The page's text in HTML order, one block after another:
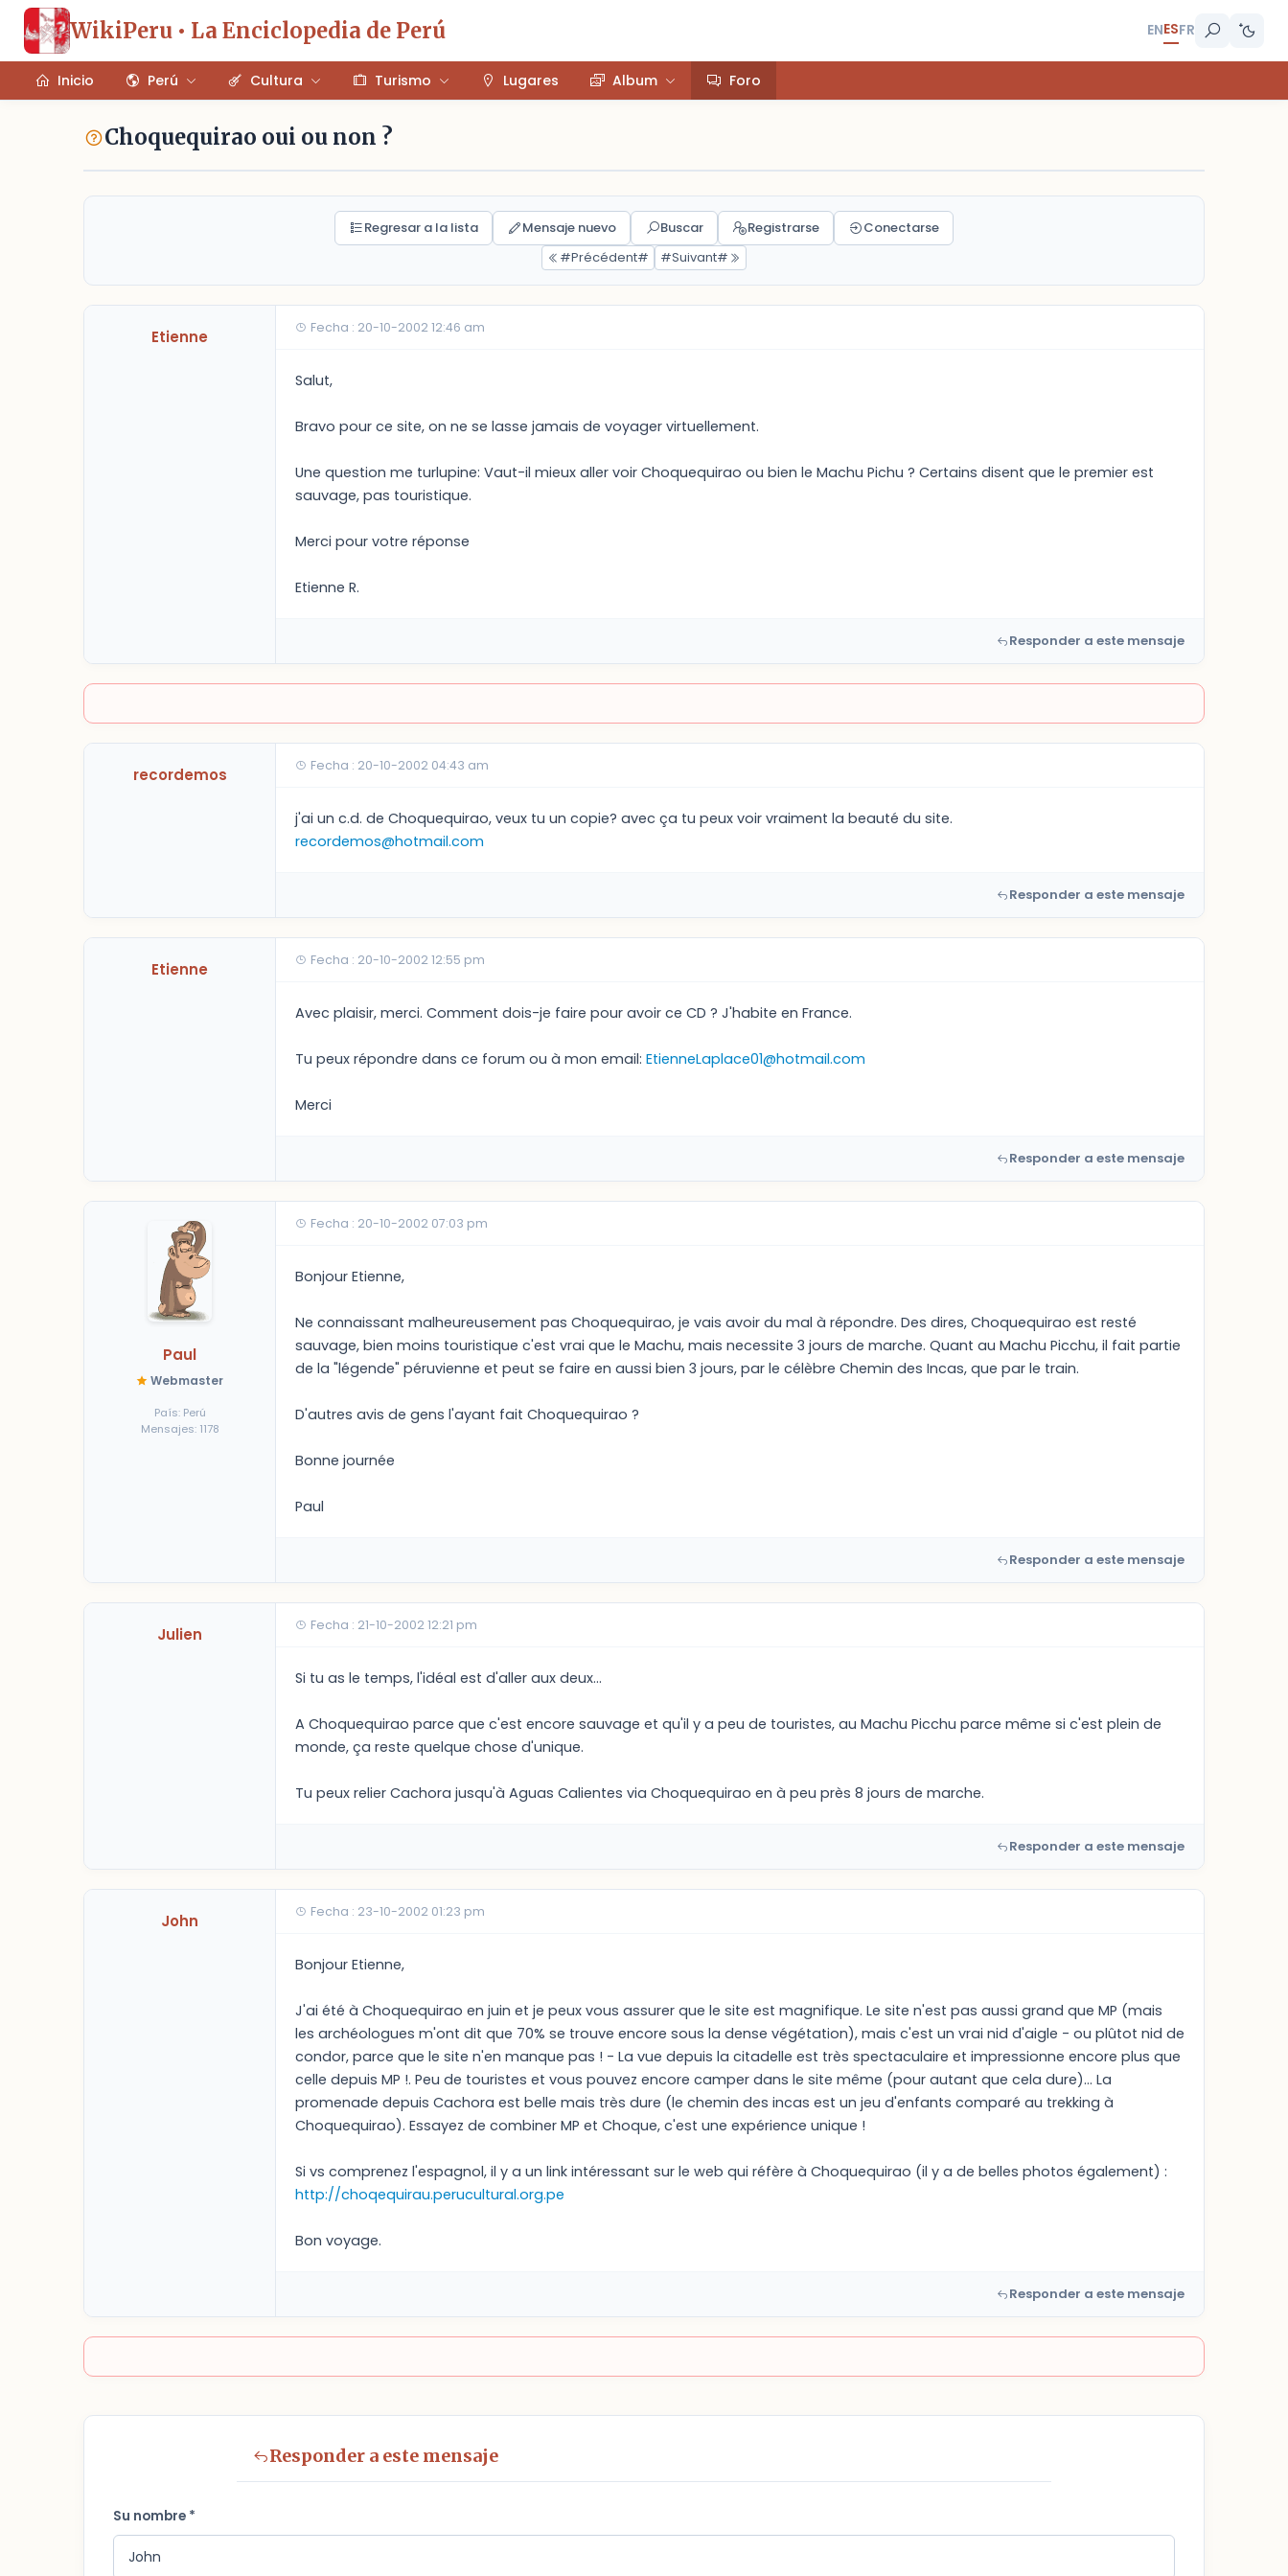
WikiPeru • La Enciclopedia de Perú ENESFR
Inicio Perú Cultura Turismo Lugares Album Foro
Choquequirao oui ou non ?
Regresar a la lista Mensaje nuevo Buscar Registrarse
Conectarse
#Précédent#
#Suivant#
Etienne Fecha : 20-10-2002 12:46 am
Salut,
Bravo pour ce site, on ne se lasse jamais de voyager virtuellement.
Une question me turlupine: Vaut-il mieux aller voir Choquequirao ou bien le Machu Pichu ? Certains disent que le premier est
sauvage, pas touristique.
Merci pour votre réponse
Etienne R.
Responder a este mensaje
recordemos Fecha : 20-10-2002 04:43 am
j'ai un c.d. de Choquequirao, veux tu un copie? avec ça tu peux voir vraiment la beauté du site.
recordemos@hotmail.com
Responder a este mensaje
Etienne Fecha : 20-10-2002 12:55 pm
Avec plaisir, merci. Comment dois-je faire pour avoir ce CD ? J'habite en France.
Tu peux répondre dans ce forum ou à mon email: EtienneLaplace01@hotmail.com
Merci
Responder a este mensaje
Paul
Webmaster
País: Perú
Mensajes: 1178
Fecha : 20-10-2002 07:03 pm
Bonjour Etienne,
Ne connaissant malheureusement pas Choquequirao, je vais avoir du mal à répondre. Des dires, Choquequirao est resté
sauvage, bien moins touristique c'est vrai que le Machu, mais necessite 3 jours de marche. Quant au Machu Picchu, il fait partie
de la "légende" péruvienne et peut se faire en aussi bien 3 jours, par le célèbre Chemin des Incas, que par le train.
D'autres avis de gens l'ayant fait Choquequirao ?
Bonne journée
Paul
Responder a este mensaje
Julien Fecha : 21-10-2002 12:21 pm
Si tu as le temps, l'idéal est d'aller aux deux...
A Choquequirao parce que c'est encore sauvage et qu'il y a peu de touristes, au Machu Picchu parce même si c'est plein de
monde, ça reste quelque chose d'unique.
Tu peux relier Cachora jusqu'à Aguas Calientes via Choquequirao en à peu près 8 jours de marche.
Responder a este mensaje
John Fecha : 23-10-2002 01:23 pm
Bonjour Etienne,
J'ai été à Choquequirao en juin et je peux vous assurer que le site est magnifique. Le site n'est pas aussi grand que MP (mais
les archéologues m'ont dit que 70% se trouve encore sous la dense végétation), mais c'est un vrai nid d'aigle - ou plûtot nid de
condor, parce que le site n'en manque pas ! - La vue depuis la citadelle est très spectaculaire et impressionne encore plus que
celle depuis MP !. Peu de touristes et vous pouvez encore camper dans le site même (pour autant que cela dure)... La
promenade depuis Cachora est belle mais très dure (le chemin des incas est un jeu d'enfants comparé au trekking à
Choquequirao). Essayez de combiner MP et Choque, c'est une expérience unique !
Si vs comprenez l'espagnol, il y a un link intéressant sur le web qui réfère à Choquequirao (il y a de belles photos également) :
http://choqequirau.perucultural.org.pe
Bon voyage.
Responder a este mensaje
Responder a este mensaje
Su nombre *